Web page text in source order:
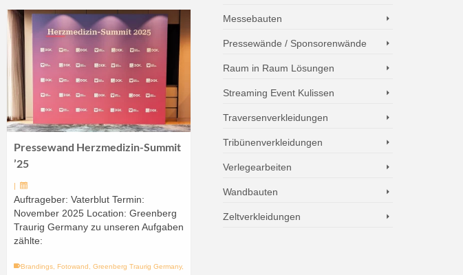
Pressewand Herzmedizin-Summit
’25
Auftrageber: Vaterblut Termin:
November 2025 Location: Greenberg
Traurig Germany zu unseren Aufgaben
zählte:
Brandings, Fotowand ,Greenberg Traurig Germany,
Messebauten
Pressewände / Sponsorenwände
Raum in Raum Lösungen
Streaming Event Kulissen
Traversenverkleidungen
Tribünenverkleidungen
Verlegearbeiten
Wandbauten
Zeltverkleidungen